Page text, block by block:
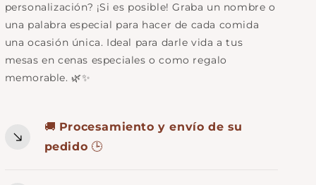
personalización? ¡Si es posible! Graba un nombre o
una palabra especial para hacer de cada comida
una ocasión única. Ideal para darle vida a tus
mesas en cenas especiales o como regalo
memorable. 🌿✨
🚚 Procesamiento y envío de su
pedido 🕒